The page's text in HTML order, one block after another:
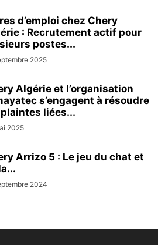
d’emploi chez Chery
: Recrutement actif pour
postes...
2025
Algérie et l’organisation
s’engagent à résoudre
liées...
2025
Arrizo 5 : Le jeu du chat et
2024